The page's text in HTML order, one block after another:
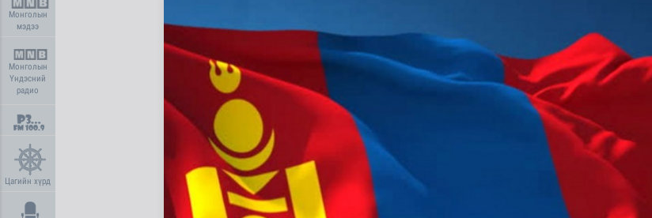
Монголын
мэдээ
Монголын
Үндэсний
радио
Цагийн хүрд